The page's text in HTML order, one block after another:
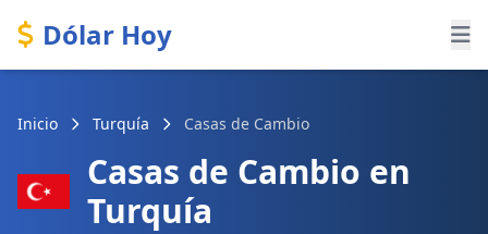
Dólar Hoy
Inicio Turquía Casas de Cambio
Casas de Cambio en
Turquía